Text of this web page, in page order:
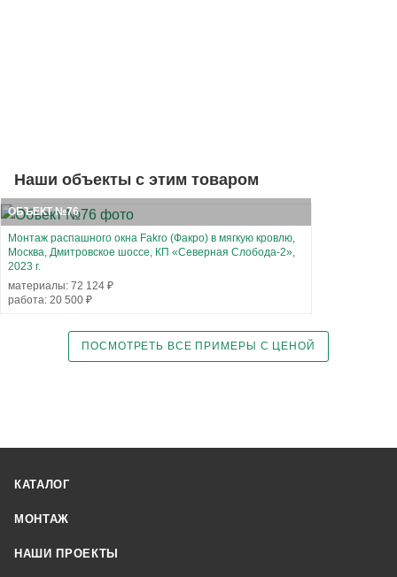
Наши объекты с этим товаром
ОБЪЕКТ №76
Монтаж распашного окна Fakro (Факро) в мягкую кровлю,
Москва, Дмитровское шоссе, КП «Северная Слобода-2»,
2023 г.
материалы: 72 124 ₽
работа: 20 500 ₽
ПОСМОТРЕТЬ ВСЕ ПРИМЕРЫ С ЦЕНОЙ
КАТАЛОГ
МОНТАЖ
НАШИ ПРОЕКТЫ